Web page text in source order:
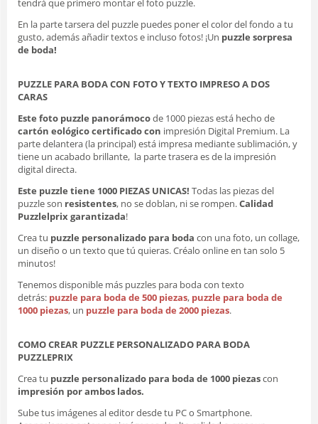
tendrá que primero montar el foto puzzle.
En la parte tarsera del puzzle puedes poner el color del fondo a tu
gusto, además añadir textos e incluso fotos! ¡Un puzzle sorpresa
de boda!
PUZZLE PARA BODA CON FOTO Y TEXTO IMPRESO A DOS
CARAS
Este foto puzzle panorámocode 1000 piezas está hecho de
cartón eológicocertificado con impresión Digital Premium. La
parte delantera (la principal) está impresa mediante sublimación, y
tiene un acabado brillante, la parte trasera es de la impresión
digital directa.
Este puzzle tiene 1000 PIEZAS UNICAS! Todas las piezas del
puzzle son resistentes, no se doblan, ni se rompen.Calidad
Puzzlelprix garantizada!
Crea tu puzzle personalizado para boda con una foto, un collage,
un diseño o un texto que tú quieras. Créalo online en tan solo 5
minutos!
Tenemos disponible más puzzles para boda con texto
detrás: puzzle para boda de 500 piezas, puzzle para boda de
1000 piezas, un puzzle para boda de 2000 piezas.
COMO CREAR PUZZLE PERSONALIZADO PARA BODA
PUZZLEPRIX
Crea tu puzzle personalizado para boda de 1000 piezascon
impresión por ambos lados.
Sube tus imágenes al editor desde tu PC o Smartphone.